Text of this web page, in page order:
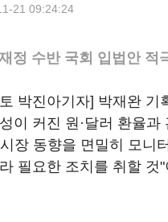
21 09:24:24
정 수반 국회 입법안 적
박진아기자] 박재완 기
이 커진 원·달러 환율과
장 동향을 면밀히 모니
필요한 조치를 취할 것